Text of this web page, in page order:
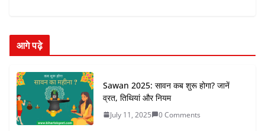
आगे पढ़े
Sawan 2025: सावन कब शुरू होगा? जानें
व्रत, तिथियां और नियम
July 11, 2025 0 Comments